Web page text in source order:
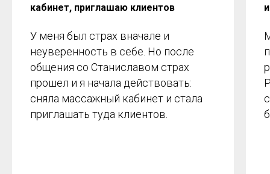
кабинет, приглашаю клиентов
У ме ня был страх вначале и
неуверенность в себе. Но после
общения со Станиславом страх
прошел и я начала действовать:
сняла массажный кабинет и стала
приглашать туда клиентов.